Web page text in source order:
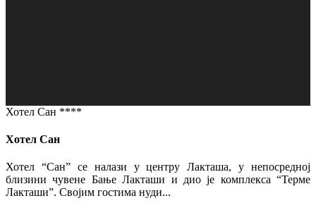
Хотел Сан ****
Хотел Сан
Хотел “Сан” се налази у центру Лакташа, у непосредној
близини чувене Бање Лакташи и дио је комплекса “Терме
Лакташи”. Својим гостима нуди...